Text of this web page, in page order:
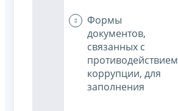
Формы
документов,
связанных с
противодействием
коррупции, для
заполнения